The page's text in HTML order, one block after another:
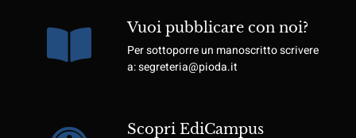
Vuoi pubblicare con noi?
Per sottoporre un manoscritto scrivere
a: segreteria@pioda.it
Scopri EdiCampus